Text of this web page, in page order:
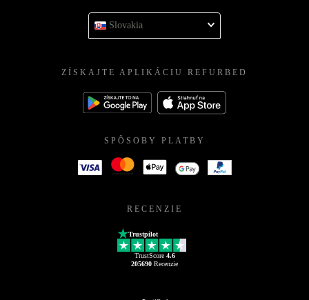
Slovakia
ZÍSKAJTE APLIKÁCIU REFURBED
SPÔSOBY PLATBY
RECENZIE
Trustpilot
TrustScore 4.6
205690 Recenzie